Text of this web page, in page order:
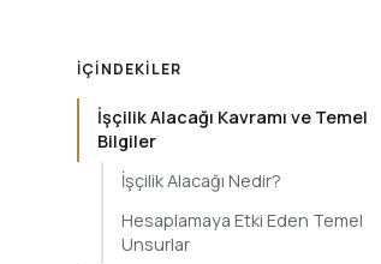
İÇINDEKILER
İşçilik Alacağı Kavramı ve Temel
Bilgiler
İşçilik Alacağı Nedir?
Hesaplamaya Etki Eden Temel
Unsurlar